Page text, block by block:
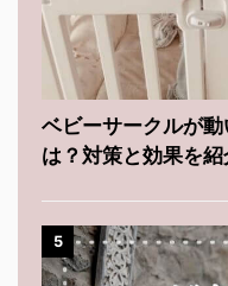
ベビーサークルが
は？対策と効果を紹
5